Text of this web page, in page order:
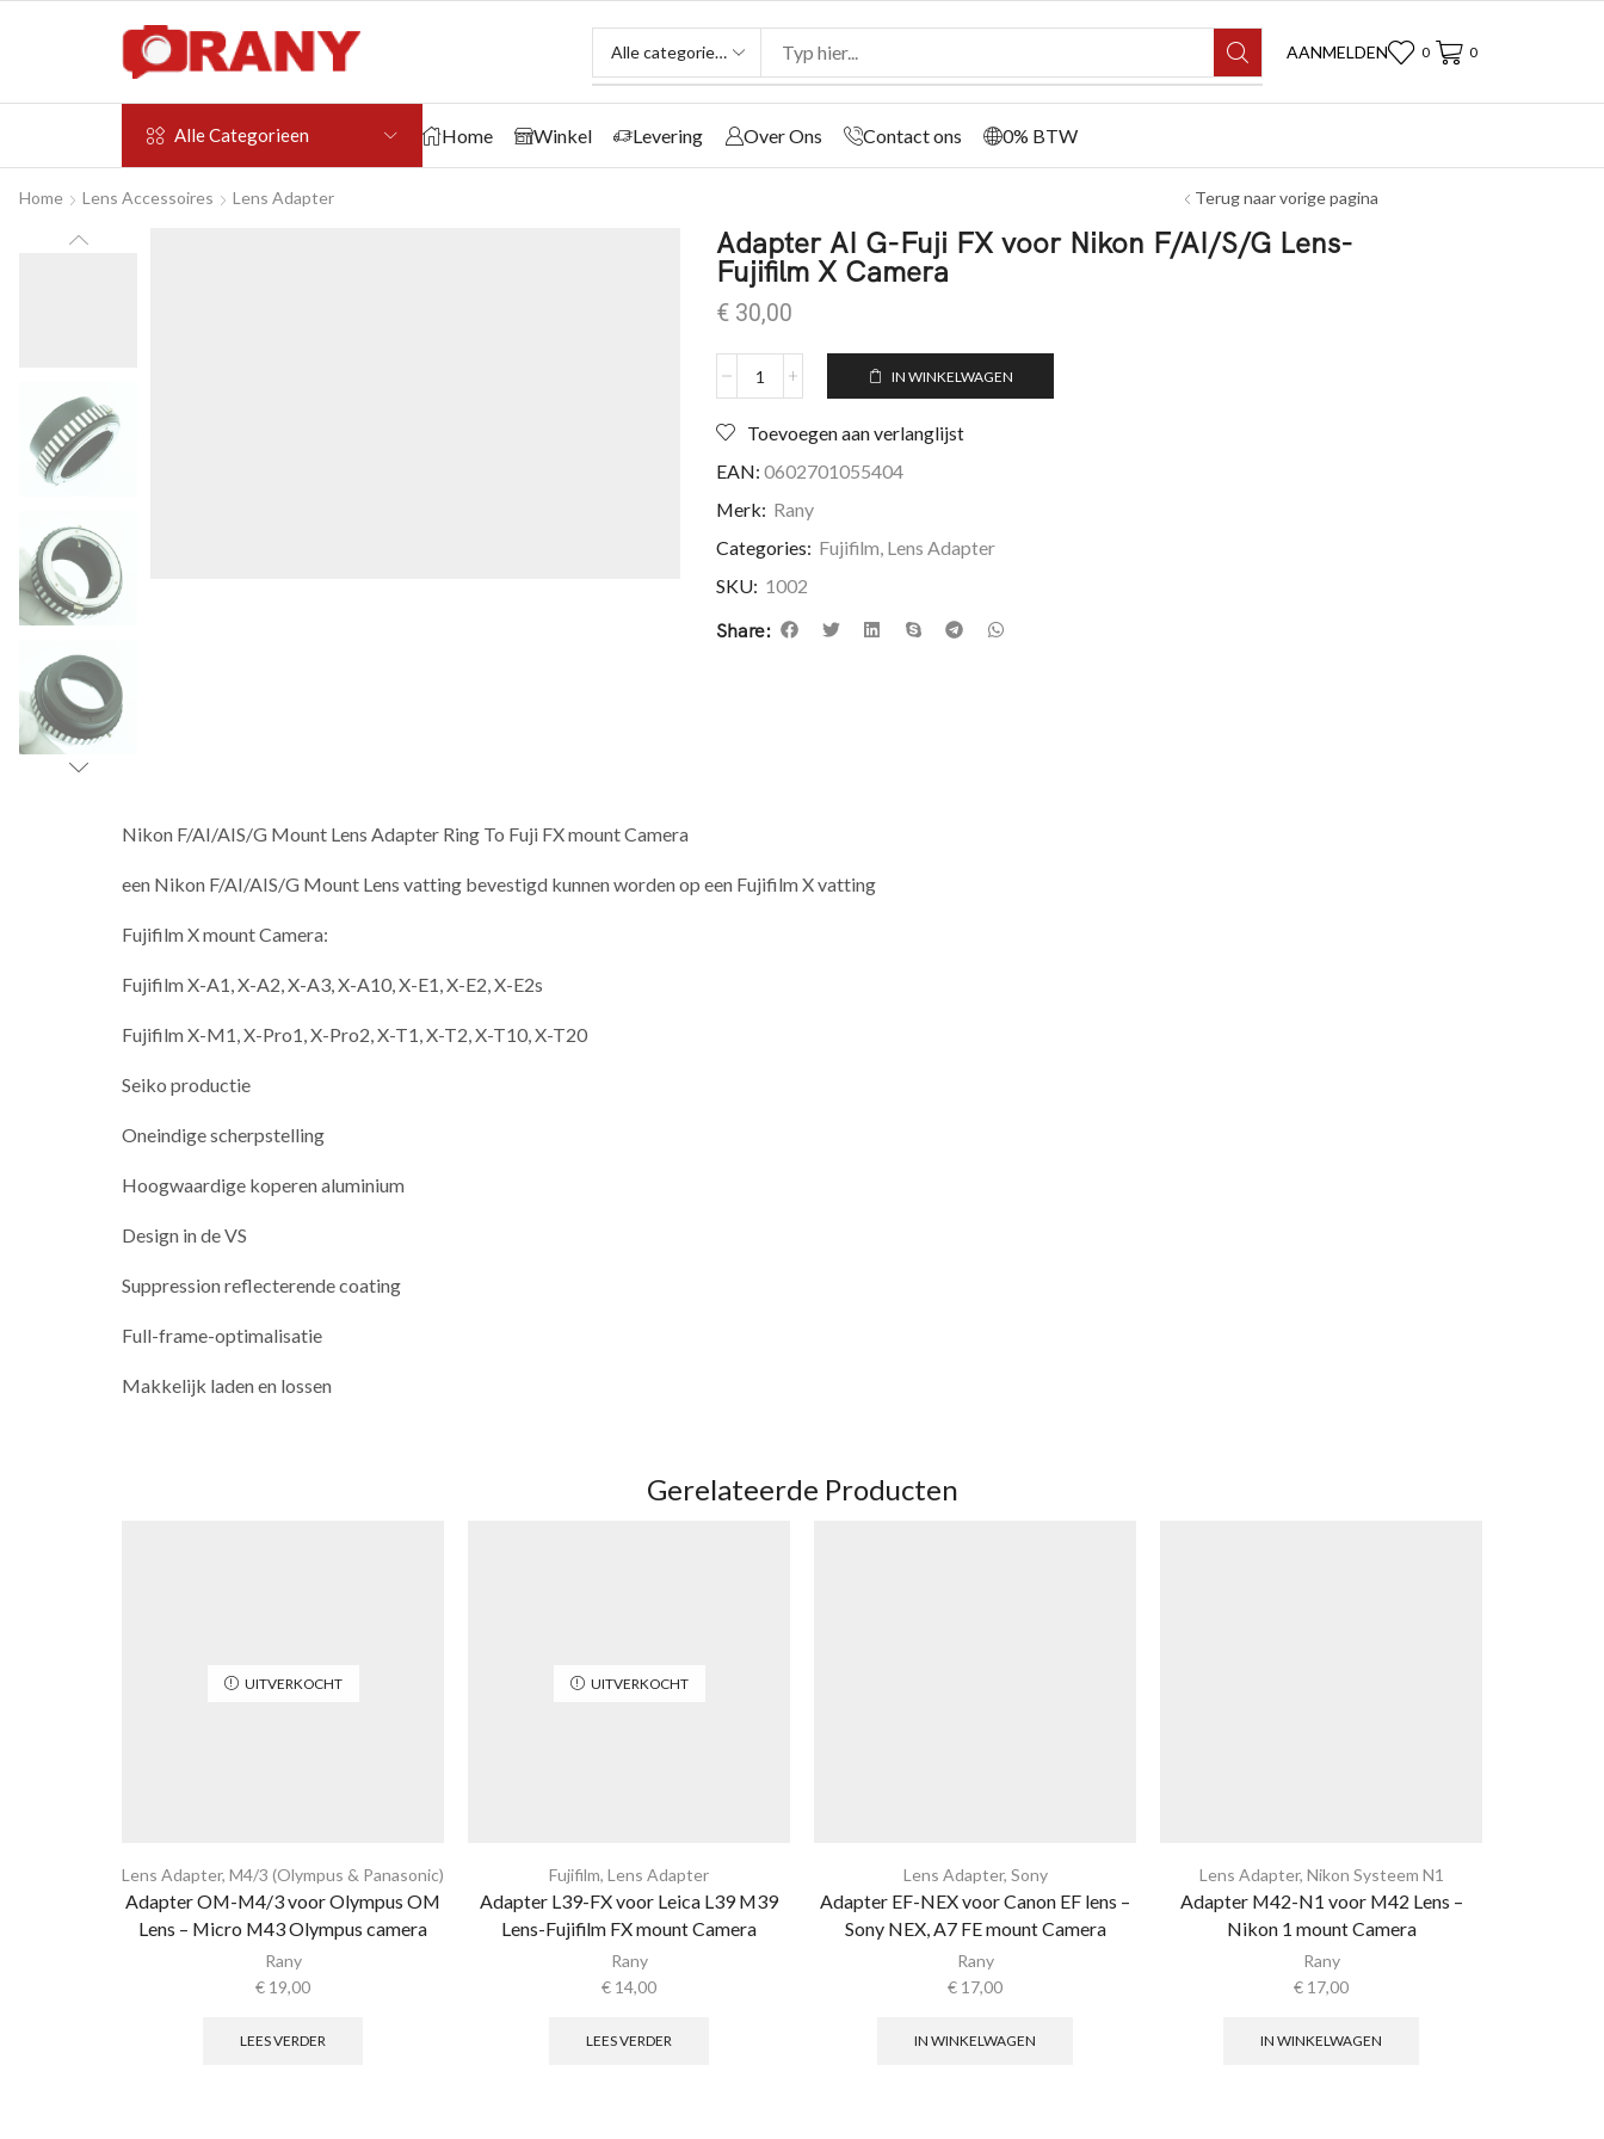
AANMELDEN 0 0
Alle Categorieen Home Winkel Levering Over Ons Contact ons 0% BTW
Home Lens Accessoires Lens Adapter Terug naar vorige pagina
Adapter AI G-Fuji FX voor Nikon F/AI/S/G Lens-
Fujifilm X Camera
€ 30,00
IN WINKELWAGEN
Toevoegen aan verlanglijst
EAN: 0602701055404
Merk: Rany
Categories: Fujifilm, Lens Adapter
SKU: 1002
Share:
Nikon F/AI/AIS/G Mount Lens Adapter Ring To Fuji FX mount Camera
een Nikon F/AI/AIS/G Mount Lens vatting bevestigd kunnen worden op een Fujifilm X vatting
Fujifilm X mount Camera:
Fujifilm X-A1, X-A2, X-A3, X-A10, X-E1, X-E2, X-E2s
Fujifilm X-M1, X-Pro1, X-Pro2, X-T1, X-T2, X-T10, X-T20
Seiko productie
Oneindige scherpstelling
Hoogwaardige koperen aluminium
Design in de VS
Suppression reflecterende coating
Full-frame-optimalisatie
Makkelijk laden en lossen
Gerelateerde Producten
UITVERKOCHT
Lens Adapter, M4/3 (Olympus & Panasonic)
Adapter OM-M4/3 voor Olympus OM
Lens – Micro M43 Olympus camera
Rany
€ 19,00
LEES VERDER
UITVERKOCHT
Fujifilm, Lens Adapter
Adapter L39-FX voor Leica L39 M39
Lens-Fujifilm FX mount Camera
Rany
€ 14,00
LEES VERDER
Lens Adapter, Sony
Adapter EF-NEX voor Canon EF lens –
Sony NEX, A7 FE mount Camera
Rany
€ 17,00
IN WINKELWAGEN
Lens Adapter, Nikon Systeem N1
Adapter M42-N1 voor M42 Lens –
Nikon 1 mount Camera
Rany
€ 17,00
IN WINKELWAGEN